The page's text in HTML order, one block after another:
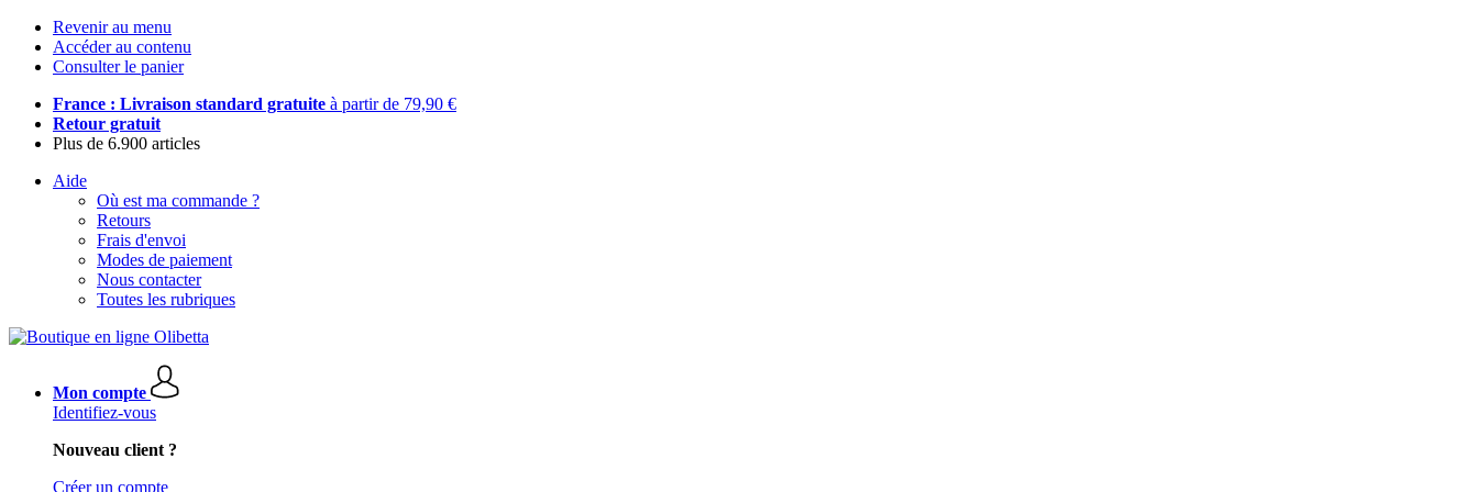
Revenir au menu
Accéder au contenu
Consulter le panier
France : Livraison standard gratuite à partir de 79,90 €
Retour gratuit
Plus de 6.900 articles
Aide
Où est ma commande ?
Retours
Frais d'envoi
Modes de paiement
Nous contacter
Toutes les rubriques
Mon compte
Identifiez-vous
Nouveau client ?
Créer un compte